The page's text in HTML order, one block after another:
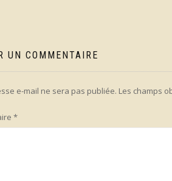
UN COMMENTAIRE
e-mail ne sera pas publiée. Les champs
*